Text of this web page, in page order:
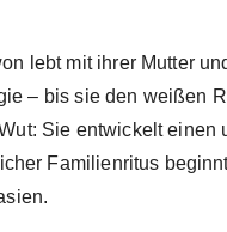
lebt mit ihrer Mutter
– bis sie den weißen
Sie entwickelt
Familienritus